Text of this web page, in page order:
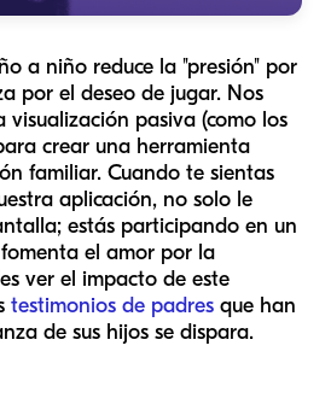
a niño reduce la "presión" por
por el deseo de jugar. Nos
visualización pasiva (como los
crear una herramienta
familiar. Cuando te sientas
aplicación, no solo le
estás participando en un
el amor por la
ver el impacto de este
testimonios de padres que han
de sus hijos se dispara.